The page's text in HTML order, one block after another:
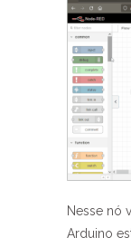
Nesse nó
Arduino